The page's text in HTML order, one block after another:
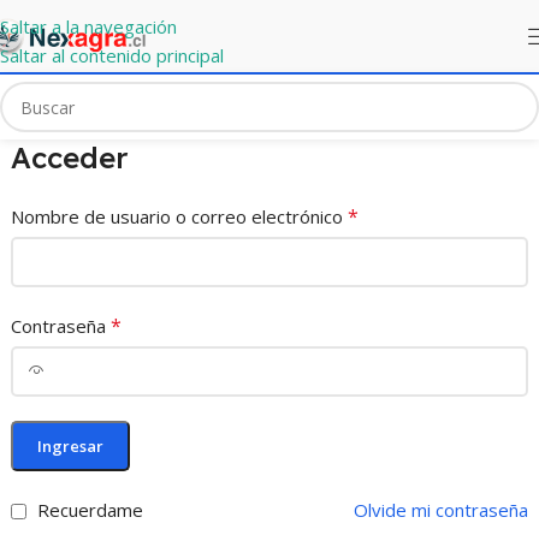
Saltar a la navegación
Saltar al contenido principal
Acceder
Nombre de usuario o correo electrónico *
Contraseña *
Ingresar
Olvide mi contraseña
Recuerdame